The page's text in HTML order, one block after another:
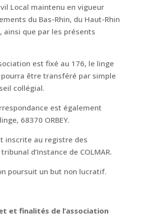
Local maintenu en vigueur
du Bas-Rhin, du Haut-Rhin
ainsi que par les présents
est fixé au 176, le linge
être transféré par simple
collégial.
est également
68370 ORBEY.
inscrite au registre des
d’Instance de COLMAR.
poursuit un but non lucratif.
et finalités de l’association